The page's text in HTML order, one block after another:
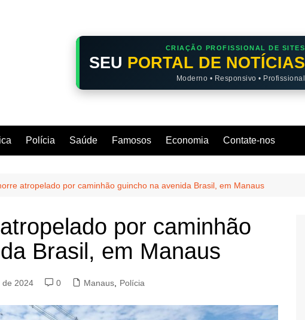
CRIAÇÃO PROFISSIONAL DE SITES
SEU PORTAL DE NOTÍCIAS
Moderno • Responsivo • Profissional
Polícia Saúde Famosos Economia Contate-nos
atropelado por caminhão guincho na avenida Brasil, em Manaus
por caminhão
Brasil, em Manaus
de 2024 0 Manaus Polícia